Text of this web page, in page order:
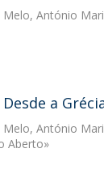
Melo, António
a
Melo, António
Aberto»